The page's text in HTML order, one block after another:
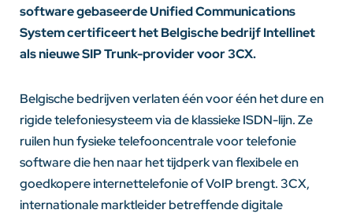
software gebaseerde Unified Communications
System certificeert het Belgische bedrijf Intellinet
als nieuwe SIP Trunk-provider voor 3CX.
Belgische bedrijven verlaten één voor één het dure en
rigide telefoniesysteem via de klassieke ISDN-lijn. Ze
ruilen hun fysieke telefooncentrale voor telefonie
software die hen naar het tijdperk van flexibele en
goedkopere internettelefonie of VoIP brengt. 3CX,
internationale marktleider betreffende digitale